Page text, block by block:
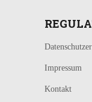
Impressum
Kontakt